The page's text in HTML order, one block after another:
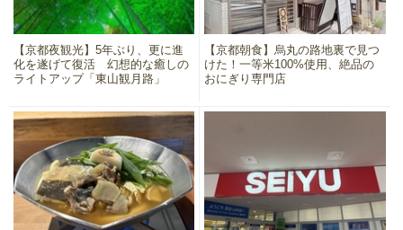
【京都夜観光】5年ぶり、更に進
化を遂げて復活 幻想的な癒しの
ライトアップ「東山観月路」
【京都朝食】烏丸の路地裏で見つ
けた！一等米100%使用、絶品の
おにぎり専門店